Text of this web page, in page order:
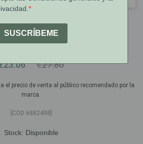
H Mag C+ 50ml.
€27.80
el precio de venta al público recomendado por la
marca.
[COD 6882498]
Stock: Disponible